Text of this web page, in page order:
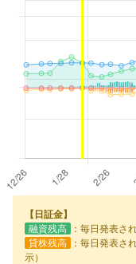
【日証金】
融資残高
：毎日発表さ
貸株残高
：毎日発表さ
示）